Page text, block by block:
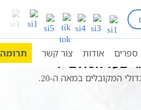
ספרים אודות צור קשר תרומה
הסולם”
“בעל הסולם”?
המקובלים במאה ה-20.